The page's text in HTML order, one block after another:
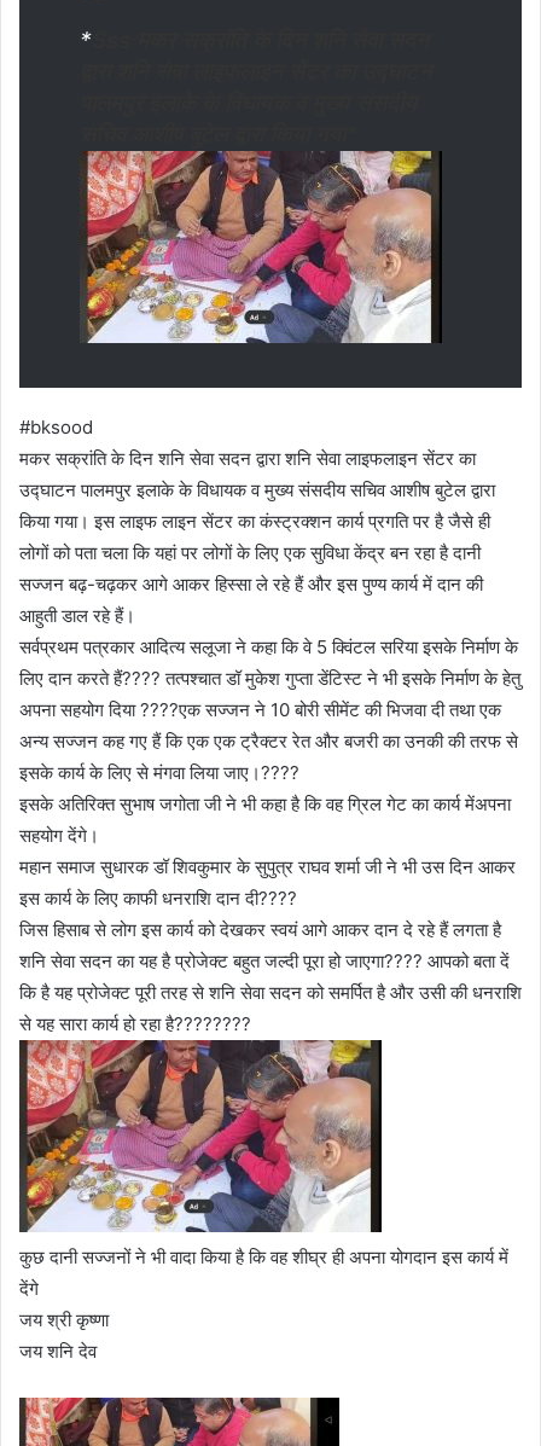
*
#bksood
मकर सक्रांति के दिन शनि सेवा सदन द्वारा शनि सेवा लाइफलाइन सेंटर का
उद्घाटन पालमपुर इलाके के विधायक व मुख्य संसदीय सचिव आशीष बुटेल द्वारा
किया गया। इस लाइफ लाइन सेंटर का कंस्ट्रक्शन कार्य प्रगति पर है जैसे ही
लोगों को पता चला कि यहां पर लोगों के लिए एक सुविधा केंद्र बन रहा है दानी
सज्जन बढ़-चढ़कर आगे आकर हिस्सा ले रहे हैं और इस पुण्य कार्य में दान की
आहुती डाल रहे हैं।
सर्वप्रथम पत्रकार आदित्य सलूजा ने कहा कि वे 5 क्विंटल सरिया इसके निर्माण के
लिए दान करते हैं???? तत्पश्चात डॉ मुकेश गुप्ता डेंटिस्ट ने भी इसके निर्माण के हेतु
अपना सहयोग दिया ????एक सज्जन ने 10 बोरी सीमेंट की भिजवा दी तथा एक
अन्य सज्जन कह गए हैं कि एक एक ट्रैक्टर रेत और बजरी का उनकी की तरफ से
इसके कार्य के लिए से मंगवा लिया जाए।????
इसके अतिरिक्त सुभाष जगोता जी ने भी कहा है कि वह ग्रिल गेट का कार्य मेंअपना
सहयोग देंगे।
महान समाज सुधारक डॉ शिवकुमार के सुपुत्र राघव शर्मा जी ने भी उस दिन आकर
इस कार्य के लिए काफी धनराशि दान दी????
जिस हिसाब से लोग इस कार्य को देखकर स्वयं आगे आकर दान दे रहे हैं लगता है
शनि सेवा सदन का यह है प्रोजेक्ट बहुत जल्दी पूरा हो जाएगा???? आपको बता दें
कि है यह प्रोजेक्ट पूरी तरह से शनि सेवा सदन को समर्पित है और उसी की धनराशि
से यह सारा कार्य हो रहा है????????
कुछ दानी सज्जनों ने भी वादा किया है कि वह शीघ्र ही अपना योगदान इस कार्य में
देंगे
जय श्री कृष्णा
जय शनि देव